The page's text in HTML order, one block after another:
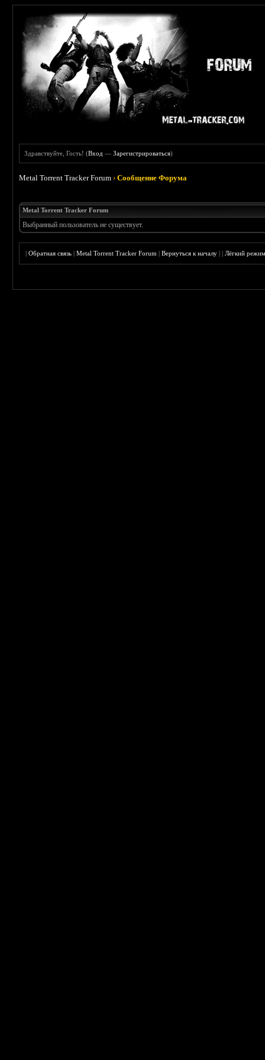
Здравствуйте, Гость! (Вход —Зарегистрироваться)
Metal Torrent Tracker Forum ›Сообщение Форума
Metal Torrent Tracker Forum
Выбранный пользователь не существует.
|Обратная связь |Metal Torrent Tracker Forum |Вернуться к началу ||Лёгкий